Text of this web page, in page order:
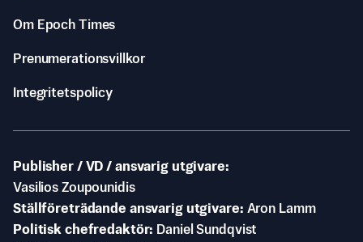
Om Epoch Times
Prenumerationsvillkor
Integritetspolicy
Publisher / VD / ansvarig utgivare
Vasilios Zoupounidis
Ställföreträdande ansvarig utgivare Aron Lamm
Politisk chefredaktör
Daniel Sundqvist